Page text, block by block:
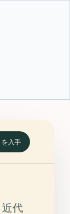
を入手
代